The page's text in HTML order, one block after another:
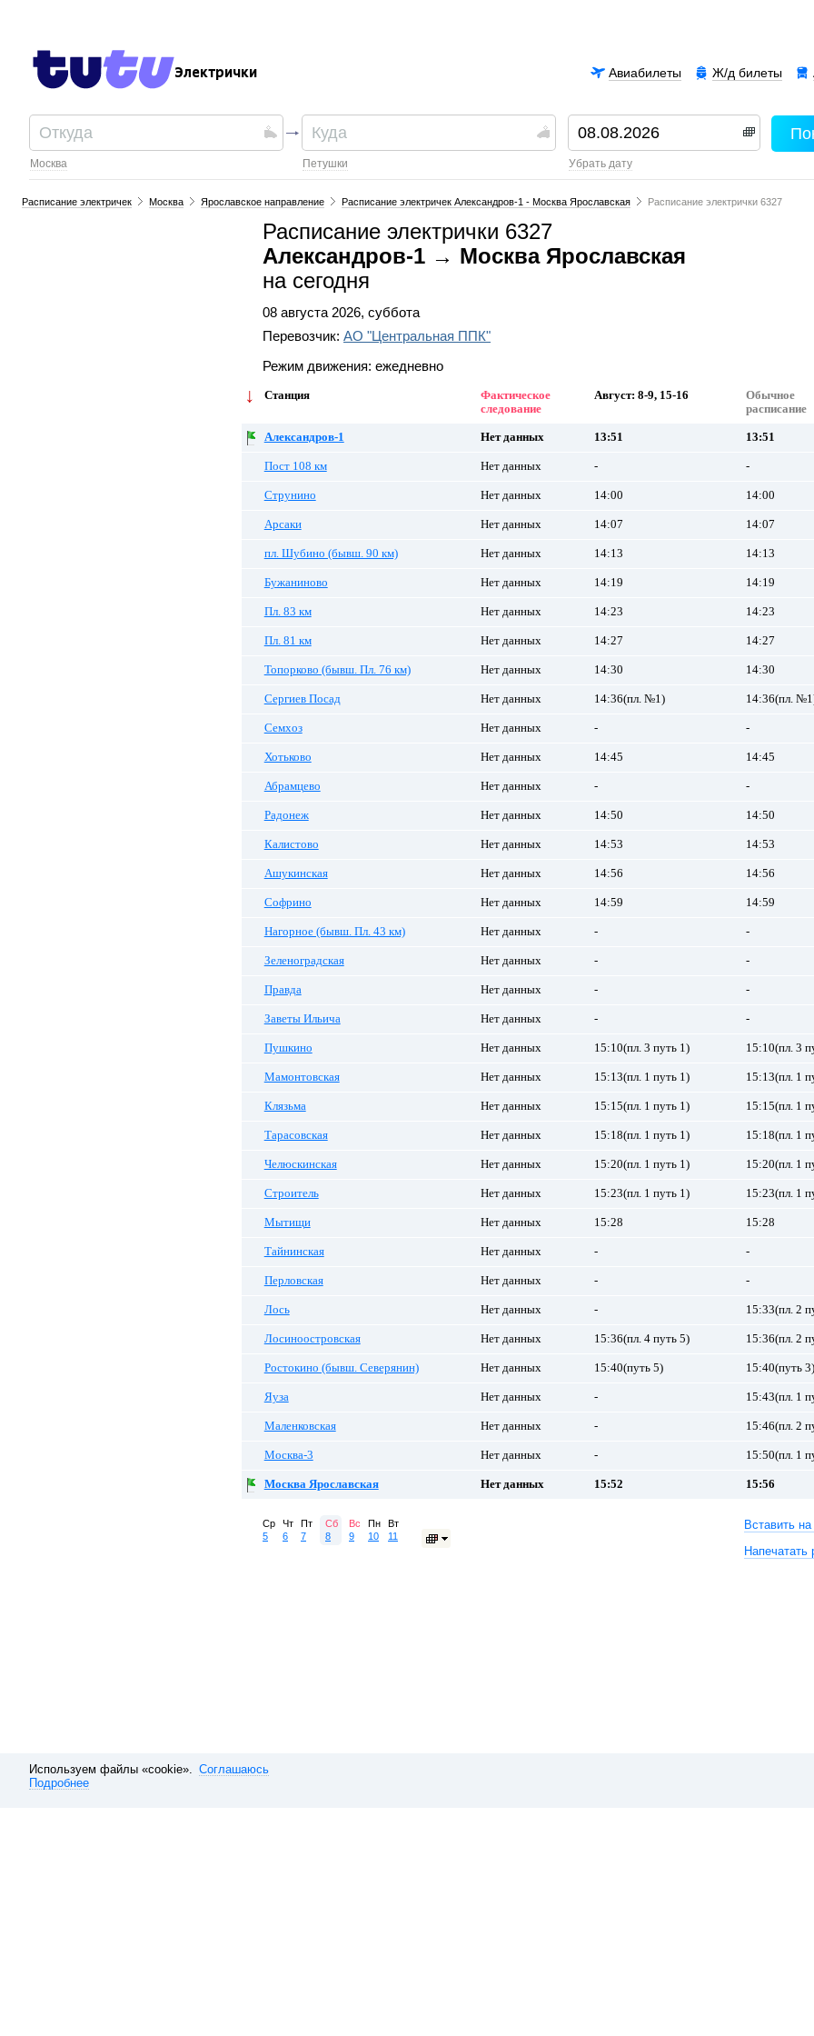
Электрички Ж/д билеты
Авиабилеты
Москва Петушки убрать дату
Расписание электричек Москва Ярославское направление Расписание электричек Александров-1 - Москва Ярославская Расписание электрички 6327
Расписание электрички 6327
Александров-1 → Москва Ярославская
на сегодня
08 августа 2026, суббота
Перевозчик: АО "Центральная ППК"
Режим движения: ежедневно
Станция
Фактическое
следование
Август: 8-9, 15-16
Обычное
расписание
Александров-1 Нет данных 13:51 13:51
Пост 108 км Нет данных - -
Струнино Нет данных 14:00 14:00
Арсаки Нет данных 14:07 14:07
пл. Шубино (бывш. 90 км) Нет данных 14:13 14:13
Бужаниново Нет данных 14:19 14:19
Пл. 83 км Нет данных 14:23 14:23
Пл. 81 км Нет данных 14:27 14:27
Топорково (бывш. Пл. 76 км) Нет данных 14:30 14:30
Сергиев Посад Нет данных 14:36(пл. №1) 14:36(пл.
Семхоз Нет данных - -
Хотьково Нет данных 14:45 14:45
Абрамцево Нет данных - -
Радонеж Нет данных 14:50 14:50
Калистово Нет данных 14:53 14:53
Ашукинская Нет данных 14:56 14:56
Софрино Нет данных 14:59 14:59
Нагорное (бывш. Пл. 43 км) Нет данных - -
Зеленоградская Нет данных - -
Правда Нет данных - -
Заветы Ильича Нет данных - -
Пушкино Нет данных 15:10(пл. 3 путь 1) 15:10(пл. 3
Мамонтовская Нет данных 15:13(пл. 1 путь 1) 15:13(пл. 1
Клязьма Нет данных 15:15(пл. 1 путь 1) 15:15(пл. 1
Тарасовская Нет данных 15:18(пл. 1 путь 1) 15:18(пл. 1
Челюскинская Нет данных 15:20(пл. 1 путь 1) 15:20(пл. 1
Строитель Нет данных 15:23(пл. 1 путь 1) 15:23(пл. 1
Мытищи Нет данных 15:28 15:28
Тайнинская Нет данных - -
Перловская Нет данных - -
Лось Нет данных - 15:33(пл. 2
Лосиноостровская Нет данных 15:36(пл. 4 путь 5) 15:36(пл. 2
Ростокино (бывш. Северянин) Нет данных 15:40(путь 5) 15:40(путь 3)
Яуза Нет данных - 15:43(пл. 1
Маленковская Нет данных - 15:46(пл. 2
Москва-3 Нет данных - 15:50(пл. 1
Москва Ярославская Нет данных 15:52 15:56
Ср
5
Чт
6
Пт
7
Сб
8
Вс
9
Пн
10
Вт
11
Вставить
Напечатать
Используем файлы «cookie». Соглашаюсь
Подробнее